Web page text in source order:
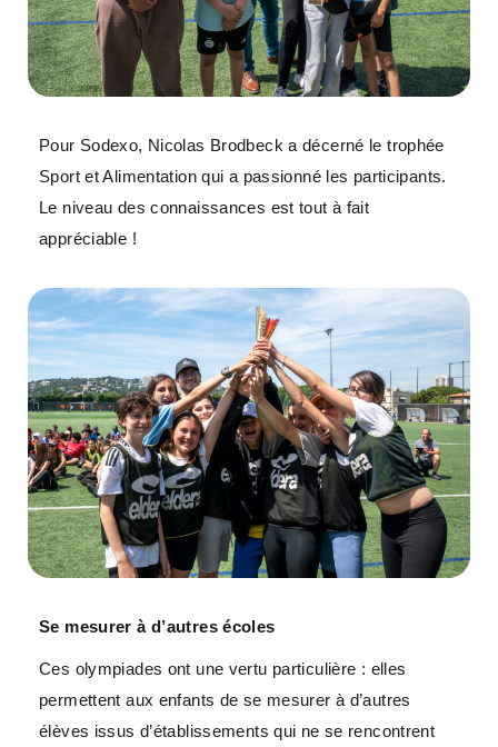
Pour Sodexo, Nicolas Brodbeck a décerné le trophée
Sport et Alimentation qui a passionné les participants.
Le niveau des connaissances est tout à fait
appréciable !
Se mesurer à d’autres écoles
Ces olympiades ont une vertu particulière : elles
permettent aux enfants de se mesurer à d’autres
élèves issus d’établissements qui ne se rencontrent